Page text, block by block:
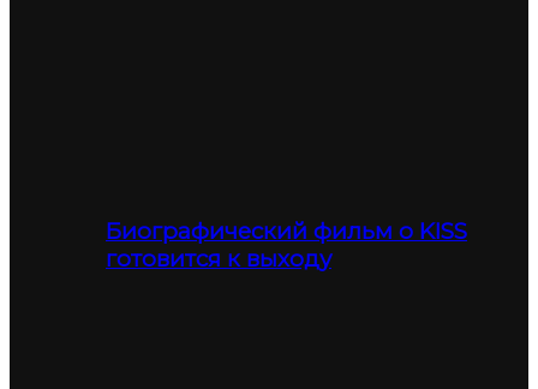
Биографический фильм о KISS
готовится к выходу